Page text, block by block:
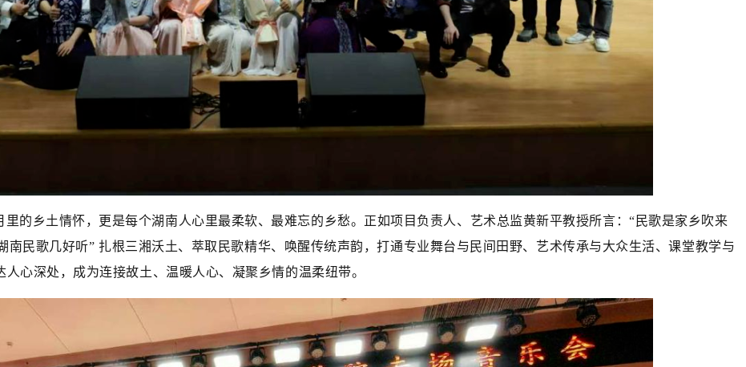
的乡土情怀，更是每个湖南人心里最柔软、最难忘的乡愁。正如项目负责人、艺术总监黄新平教授所言：“民歌是家乡吹来
南民歌几好听” 扎根三湘沃土、萃取民歌精华、唤醒传统声韵，打通专业舞台与民间田野、艺术传承与大众生活、课堂教学与
心深处，成为连接故土、温暖人心、凝聚乡情的温柔纽带。